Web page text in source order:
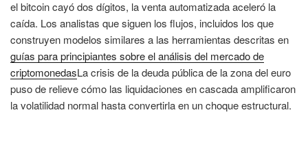
el bitcoin cayó dos dígitos, la venta automatizada aceleró la
caída. Los analistas que siguen los flujos, incluidos los que
construyen modelos similares a las herramientas descritas en
guías para principiantes sobre el análisis del mercado de
criptomonedasLa crisis de la deuda pública de la zona del euro
puso de relieve cómo las liquidaciones en cascada amplificaron
la volatilidad normal hasta convertirla en un choque estructural.